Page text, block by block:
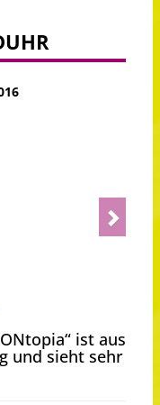
Next
ist aus
und sieht sehr